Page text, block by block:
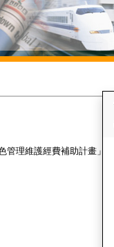
理維護經費補助計畫」案